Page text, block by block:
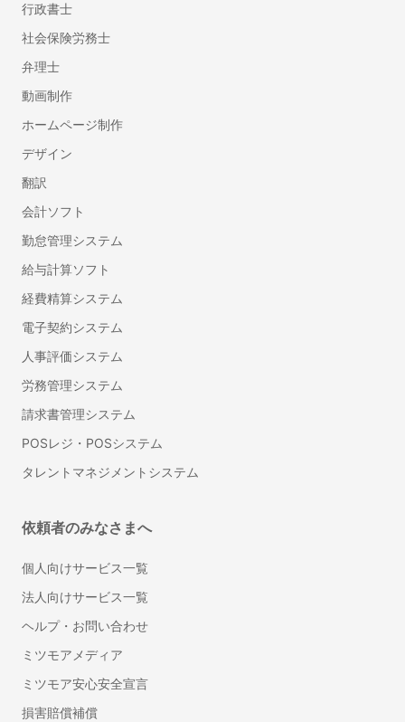
行政書士
社会保険労務士
弁理士
動画制作
ホームページ制作
デザイン
翻訳
会計ソフト
勤怠管理システム
給与計算ソフト
経費精算システム
電子契約システム
人事評価システム
労務管理システム
請求書管理システム
POSレジ・POSシステム
タレントマネジメントシステム
依頼者のみなさまへ
個人向けサービス一覧
法人向けサービス一覧
ヘルプ・お問い合わせ
ミツモアメディア
ミツモア安心安全宣言
損害賠償補償